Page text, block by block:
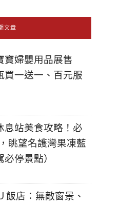
文章
寶婦嬰用品展售
買一送一、百元服
息站美食攻略！必
眺望名護灣果凍藍
停景點）
飯店：無敵窗景、